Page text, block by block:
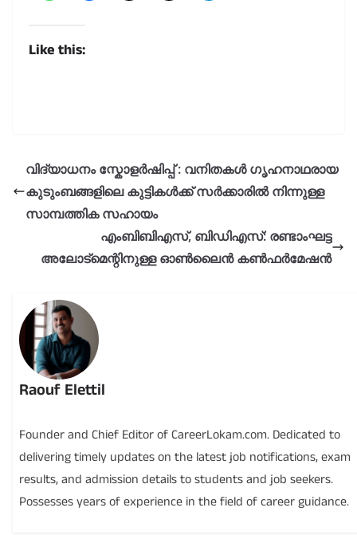
Like this:
വിദ്യാധനം സ്കോളർഷിപ്പ് : വനിതകൾ ഗൃഹനാഥരായ
കുടുംബങ്ങളിലെ കുട്ടികൾക്ക് സർക്കാരിൽ നിന്നുള്ള
സാമ്പത്തിക സഹായം
എംബിബിഎസ്, ബിഡിഎസ്: രണ്ടാംഘട്ട
അലോട്മെന്റിനുള്ള ഓൺലൈൻ കൺഫർമേഷൻ
Raouf Elettil
Founder and Chief Editor of CareerLokam.com. Dedicated to
delivering timely updates on the latest job notifications, exam
results, and admission details to students and job seekers.
Possesses years of experience in the field of career guidance.